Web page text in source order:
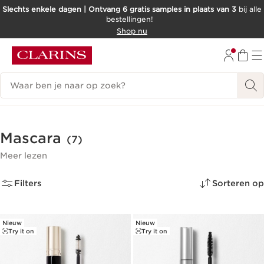
DOORGAAN NAAR INHOUD
Slechts enkele dagen | Ontvang 6 gratis samples in plaats van 3 bij alle
bestellingen!
Shop nu
Zoekgeschiedenis
Mascara (7)
Meer lezen
Filters Sorteren op
Nieuw
Try it on
Nieuw
Try it on